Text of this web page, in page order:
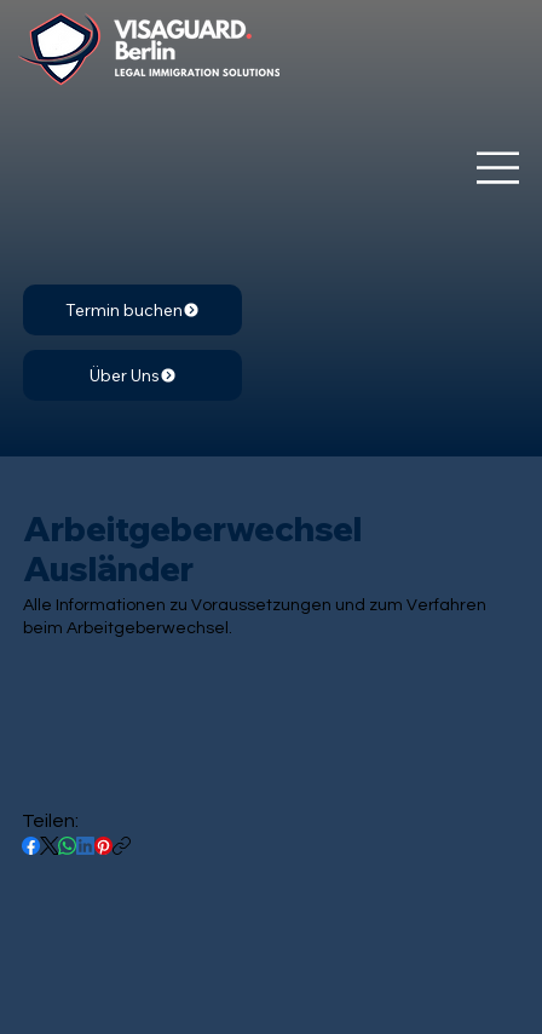
Termin buchen
Über Uns
Arbeitgeberwechsel
Ausländer
Alle Informationen zu Voraussetzungen und zum Verfahren
beim Arbeitgeberwechsel.
Teilen: